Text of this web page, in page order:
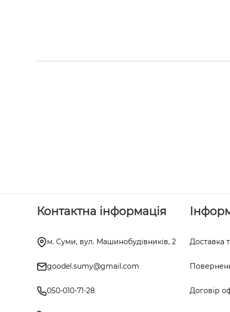
Контактна інформація
м. Суми, вул. Машинобудівників, 2
goodel.sumy@gmail.com
050-010-71-28
Доставка
Договір